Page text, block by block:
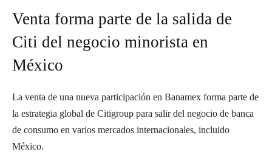
Venta forma parte de la salida de
Citi del negocio minorista en
México
La venta de una nueva participación en Banamex forma parte de
la estrategia global de Citigroup para salir del negocio de banca
de consumo en varios mercados internacionales, incluido
México.